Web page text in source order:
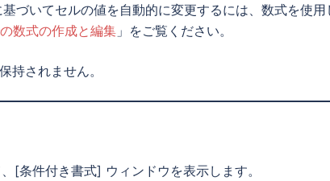
づいてセルの値を自動的に変更するには、数式を使用
数式の作成と編集 」をご覧ください。
持されません。
[条件付き書式] ウィンドウを表示します。